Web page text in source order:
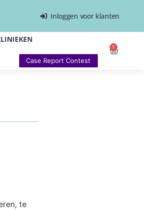
Inloggen voor klanten
Case Report Contest
1
te